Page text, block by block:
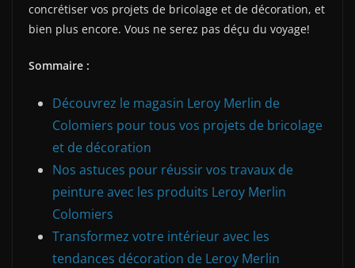
concrétiser vos projets de bricolage et de décoration, et
bien plus encore. Vous ne serez pas déçu du voyage!
Sommaire :
Découvrez le magasin Leroy Merlin de
Colomiers pour tous vos projets de bricolage
et de décoration
Nos astuces pour réussir vos travaux de
peinture avec les produits Leroy Merlin
Colomiers
Transformez votre intérieur avec les
tendances décoration de Leroy Merlin